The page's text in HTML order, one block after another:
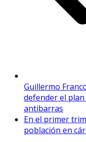
Guillermo
defender el
antibarras
En el primer
población en